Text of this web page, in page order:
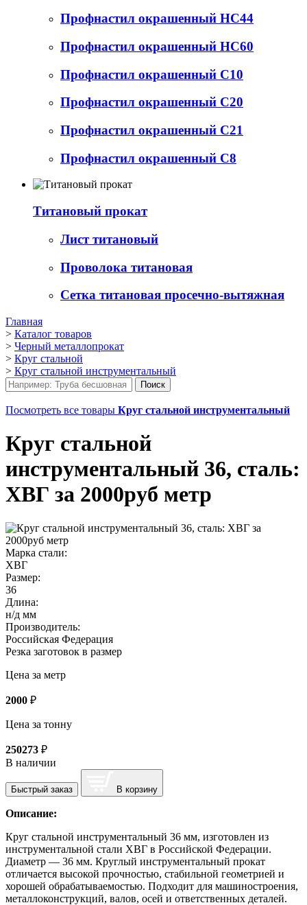
Профнастил окрашенный НС44
Профнастил окрашенный НС60
Профнастил окрашенный С10
Профнастил окрашенный С20
Профнастил окрашенный С21
Профнастил окрашенный С8
Титановый прокат
Лист титановый
Проволока титановая
Сетка титановая просечно-вытяжная
Главная
> Каталог товаров
> Черный металлопрокат
> Круг стальной
> Круг стальной инструментальный
Посмотреть все товары Круг стальной инструментальный
Круг стальной
инструментальный 36, сталь:
ХВГ за 2000руб метр
Марка стали:
ХВГ
Размер:
36
Длина:
н/д мм
Производитель:
Российская Федерация
Резка заготовок в размер
Цена за метр
2000 ₽
Цена за тонну
250273 ₽
В наличии
Быстрый заказ В корзину
Описание:
Круг стальной инструментальный 36 мм, изготовлен из
инструментальной стали ХВГ в Российской Федерации.
Диаметр — 36 мм. Круглый инструментальный прокат
отличается высокой прочностью, стабильной геометрией и
хорошей обрабатываемостью. Подходит для машиностроения,
металлоконструкций, валов, осей и ответственных деталей.